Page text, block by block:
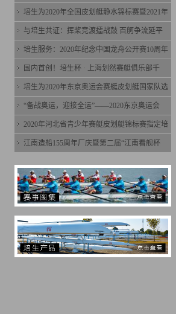
培生为2020年全国皮划艇静水锦标赛暨2021年
与培生共证：挥桨竞渡擂战鼓 百舸争流延平
培生服务：2020年纪念中国龙舟公开赛10周年
国内首创！培生杯 · 上海划然赛艇俱乐部千
培生为2020年东京奥运会赛艇皮划艇国家队选
“备战奥运，迎接全运”——2020东京奥运会
2020年河北省青少年赛艇皮划艇锦标赛指定培
江南造船155周年厂庆暨第二届“江南看舰杯